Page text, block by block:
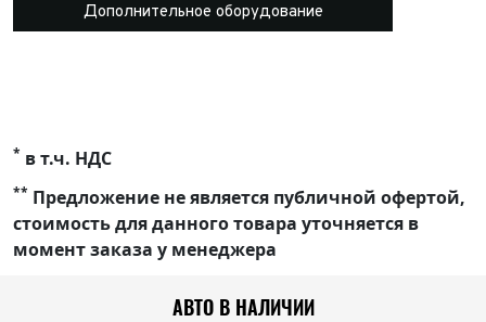
Дополнительное оборудование
* в т.ч. НДС
** Предложение не является публичной офертой,
стоимость для данного товара уточняется в
момент заказа у менеджера
АВТО В НАЛИЧИИ